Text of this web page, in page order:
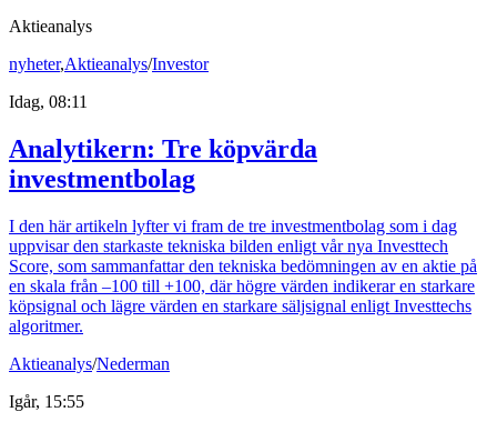
Aktieanalys
nyheter,Aktieanalys/Investor
Idag, 08:11
Analytikern: Tre köpvärda
investmentbolag
I den här artikeln lyfter vi fram de tre investmentbolag som i dag
uppvisar den starkaste tekniska bilden enligt vår nya Investtech
Score, som sammanfattar den tekniska bedömningen av en aktie på
en skala från –100 till +100, där högre värden indikerar en starkare
köpsignal och lägre värden en starkare säljsignal enligt Investtechs
algoritmer.
Aktieanalys/Nederman
Igår, 15:55